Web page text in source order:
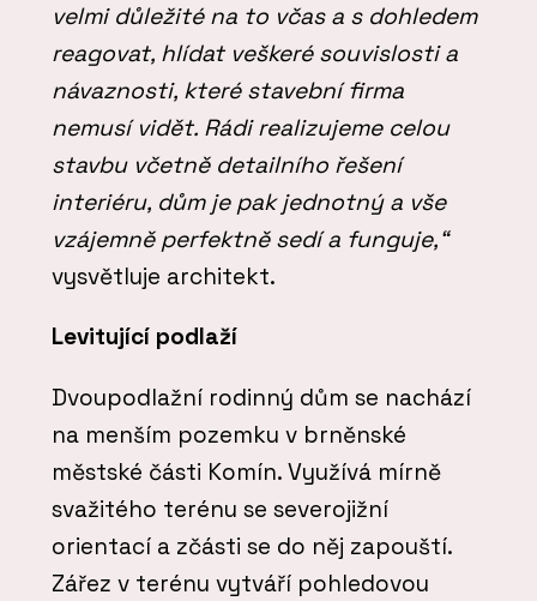
velmi důležité na to včas a s dohledem
reagovat, hlídat veškeré souvislosti a
návaznosti, které stavební firma
nemusí vidět. Rádi realizujeme celou
stavbu včetně detailního řešení
interiéru, dům je pak jednotný a vše
vzájemně perfektně sedí a funguje,“
vysvětluje architekt.
Levitující podlaží
Dvoupodlažní rodinný dům se nachází
na menším pozemku v brněnské
městské části Komín. Využívá mírně
svažitého terénu se severojižní
orientací a zčásti se do něj zapouští.
Zářez v terénu vytváří pohledovou